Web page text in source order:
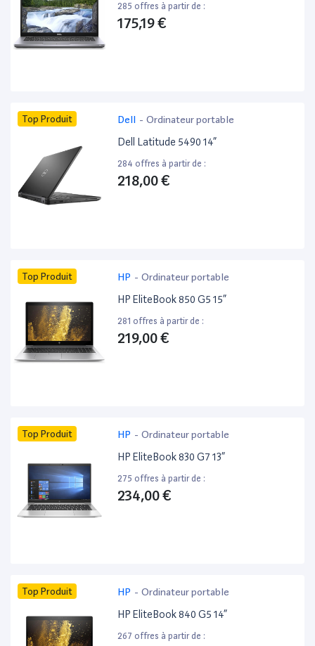
285 offres à partir de :
175,19 €
Top Produit Dell - Ordinateur portable
Dell Latitude 5490 14”
284 offres à partir de :
218,00 €
Top Produit HP - Ordinateur portable
HP EliteBook 850 G5 15”
281 offres à partir de :
219,00 €
Top Produit HP - Ordinateur portable
HP EliteBook 830 G7 13”
275 offres à partir de :
234,00 €
Top Produit HP - Ordinateur portable
HP EliteBook 840 G5 14”
267 offres à partir de :